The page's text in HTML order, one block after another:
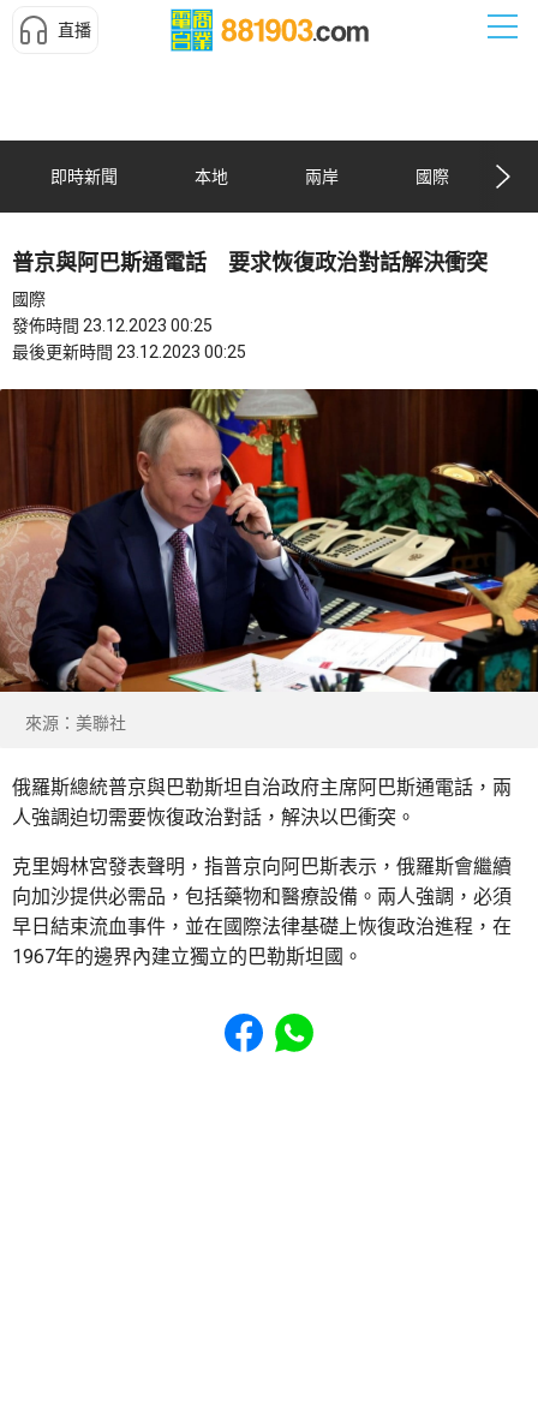
直播
即時新聞 本地 兩岸 國際
普京與阿巴斯通電話 要求恢復政治對話解決衝突
國際
發佈時間 23.12.2023 00:25
最後更新時間 23.12.2023 00:25
來源：美聯社
俄羅斯總統普京與巴勒斯坦自治政府主席阿巴斯通電話，兩
人強調迫切需要恢復政治對話，解決以巴衝突。
克里姆林宮發表聲明，指普京向阿巴斯表示，俄羅斯會繼續
向加沙提供必需品，包括藥物和醫療設備。兩人強調，必須
早日結束流血事件，並在國際法律基礎上恢復政治進程，在
1967年的邊界內建立獨立的巴勒斯坦國。
Share to Facebook
Share to WhatsApp